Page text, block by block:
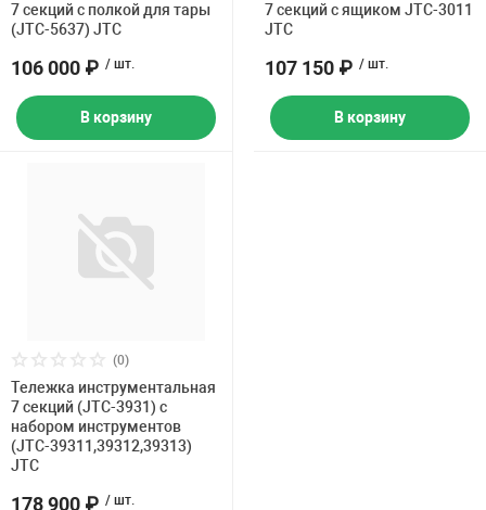
7 секций с полкой для тары
(JTC-5637) JTC
106 000 ₽ / шт.
В корзину
7 секций с ящиком JTC-3011
JTC
107 150 ₽ / шт.
В корзину
(0)
Тележка инструментальная
7 секций (JTC-3931) с
набором инструментов
(JTC-39311,39312,39313)
JTC
178 900 ₽ / шт.